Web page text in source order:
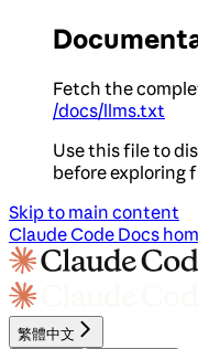
Fetch the
/docs/llms.txt
Use this file to
before exploring
Skip to main content
Claude Code Docs
繁體中文